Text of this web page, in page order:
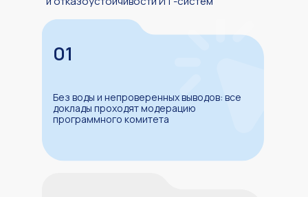
01
Без воды и непроверенных выводов: все
доклады проходят модерацию
программного комитета